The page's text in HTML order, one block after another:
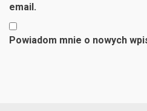
email.
Powiadom mnie o nowych